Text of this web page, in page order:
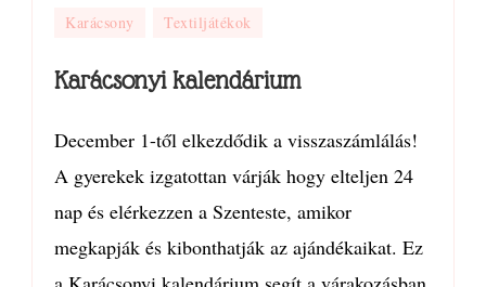
Karácsony
Textiljátékok
Karácsonyi kalendárium
December 1-től elkezdődik a visszaszámlálás!
A gyerekek izgatottan várják hogy elteljen 24
nap és elérkezzen a Szenteste, amikor
megkapják és kibonthatják az ajándékaikat. Ez